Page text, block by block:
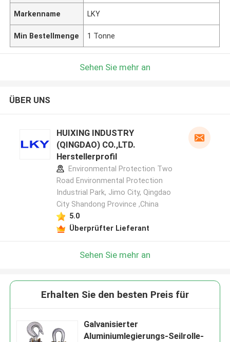
Markenname LKY
Min Bestellmenge 1 Tonne
Sehen Sie mehr an
ÜBER UNS
HUIXING INDUSTRY
(QINGDAO) CO.,LTD.
Herstellerprofil
Environmental Protection Two
Road Environmental Protection
Industrial Park, Jimo City, Qingdao
City Shandong Province ,China
5.0
Überprüfter Lieferant
Sehen Sie mehr an
Erhalten Sie den besten Preis für
Galvanisierter
Aluminiumlegierungs-Seilrolle-